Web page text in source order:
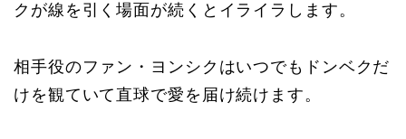
クが線を引く場面が続くとイライラします。
相手役のファン・ヨンシクはいつでもドンベクだ
けを観ていて直球で愛を届け続けます。